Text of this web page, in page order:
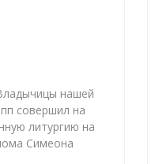
нашей
совершил на
литургию на
Симеона